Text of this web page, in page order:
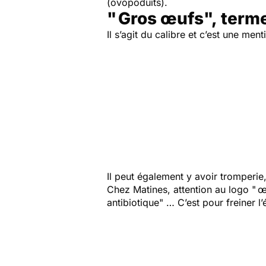
" Gros œufs",
Il s’agit du calibre et c’est une
Il peut également y avoir
Chez Matines, attention au logo "
antibiotique" … C’est pour freiner